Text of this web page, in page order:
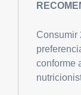
Consumir
conforme